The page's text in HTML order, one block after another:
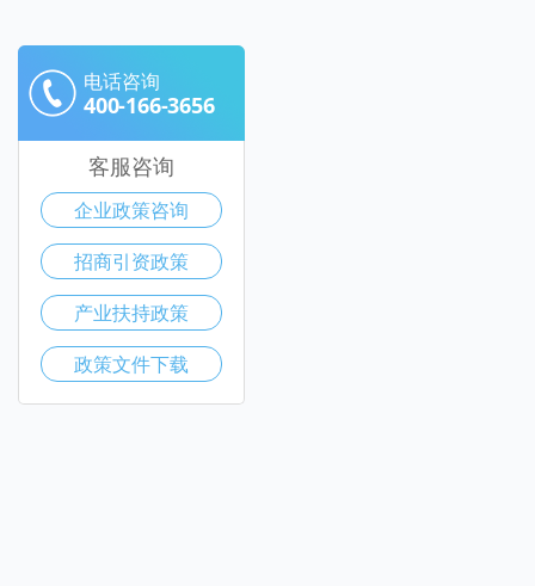
电话咨询
400-166-3656
客服咨询
企业政策咨询
招商引资政策
产业扶持政策
政策文件下载